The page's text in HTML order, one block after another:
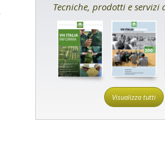
Tecniche, prodotti e servizi
Visualizza tutti